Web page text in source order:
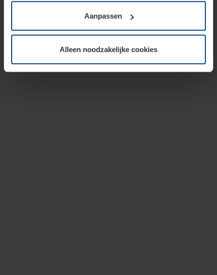
van deze pagina's absoluut vereist is. Voor alle andere
soorten cookies is uw toestemming benodigd. Uw
toestemming kunt u op elk moment bij de uitleg van de
wijzigen of herroepen.
Aanpassen
Alleen noodzakelijke cookies